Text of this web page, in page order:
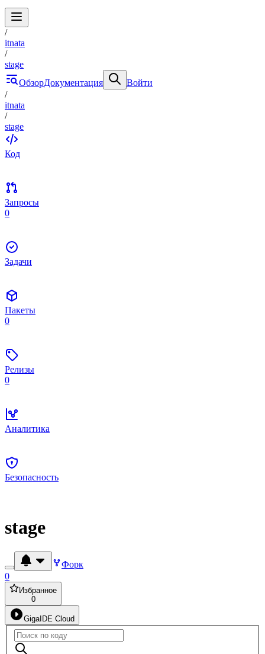
/
itnata
/
stage
ОбзорДокументация
Войти
/
itnata
/
stage
Код
Запросы
0
Задачи
Пакеты
0
Релизы
0
Аналитика
Безопасность
stage
Форк
0
Избранное
0
GigaIDE Cloud